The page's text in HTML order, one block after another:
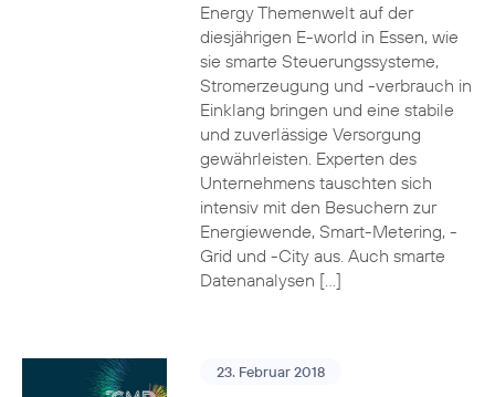
Energy Themenwelt auf der
diesjährigen E-world in Essen, wie
sie smarte Steuerungssysteme,
Stromerzeugung und -verbrauch in
Einklang bringen und eine stabile
und zuverlässige Versorgung
gewährleisten. Experten des
Unternehmens tauschten sich
intensiv mit den Besuchern zur
Energiewende, Smart-Metering, -
Grid und -City aus. Auch smarte
Datenanalysen […]
23. Februar 2018